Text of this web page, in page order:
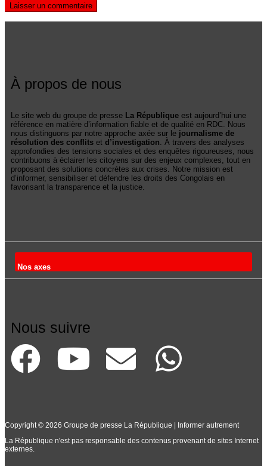
À propos de nous
Le site web du groupe de presse La République est aujourd’hui une
référence en matière d’information fiable et de qualité en RDC. Nous
nous distinguons par notre approche axée sur le journalisme de
résolution des conflits et d’investigation . À travers des analyses
approfondies des tensions sociales et des enquêtes rigoureuses, nous
contribuons à éclairer les citoyens sur des enjeux complexes, tout en
proposant des solutions concrètes aux crises. Notre mission est
d’informer, sensibiliser et défendre les droits des Congolais en
favorisant la transparence et la justice.
Nos axes
Nous suivre
Copyright © 2026 Groupe de presse La République | Informer autrement
La République n'est pas responsable des contenus provenant de sites Internet
externes.